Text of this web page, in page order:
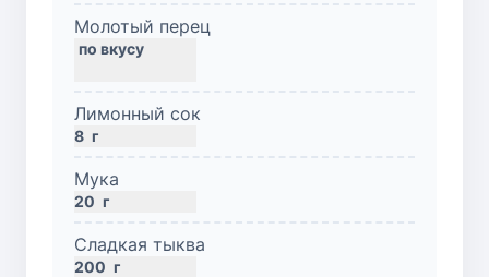
Молотый перец
Лимонный сок
8 г
Мука
20 г
Сладкая тыква
200 г